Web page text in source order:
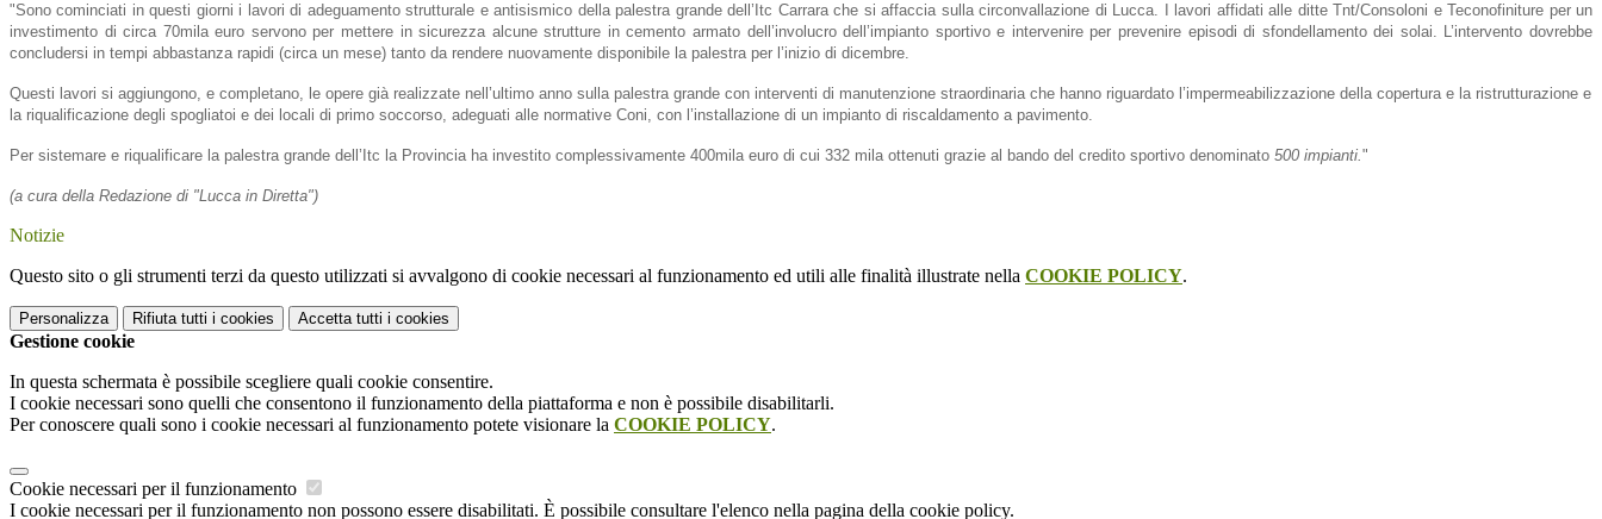
"Sono cominciati in questi giorni i lavori di adeguamento strutturale e antisismico della palestra grande dell’Itc Carrara che si affaccia sulla circonvallazione di Lucca. I lavori affidati alle ditte Tnt/Consoloni e Teconofiniture per un
investimento di circa 70mila euro servono per mettere in sicurezza alcune strutture in cemento armato dell’involucro dell’impianto sportivo e intervenire per prevenire episodi di sfondellamento dei solai. L’intervento dovrebbe
concludersi in tempi abbastanza rapidi (circa un mese) tanto da rendere nuovamente disponibile la palestra per l’inizio di dicembre.
Questi lavori si aggiungono, e completano, le opere già realizzate nell’ultimo anno sulla palestra grande con interventi di manutenzione straordinaria che hanno riguardato l’impermeabilizzazione della copertura e la ristrutturazione e
la riqualificazione degli spogliatoi e dei locali di primo soccorso, adeguati alle normative Coni, con l’installazione di un impianto di riscaldamento a pavimento.
Per sistemare e riqualificare la palestra grande dell’Itc la Provincia ha investito complessivamente 400mila euro di cui 332 mila ottenuti grazie al bando del credito sportivo denominato 500 impianti."
(a cura della Redazione di "Lucca in Diretta")
Notizie
Questo sito o gli strumenti terzi da questo utilizzati si avvalgono di cookie necessari al funzionamento ed utili alle finalità illustrate nella COOKIE POLICY.
Personalizza Rifiuta tutti i cookies Accetta tutti i cookies
Gestione cookie
In questa schermata è possibile scegliere quali cookie consentire.
I cookie necessari sono quelli che consentono il funzionamento della piattaforma e non è possibile disabilitarli.
Per conoscere quali sono i cookie necessari al funzionamento potete visionare la COOKIE POLICY.
Cookie necessari per il funzionamento
I cookie necessari per il funzionamento non possono essere disabilitati. È possibile consultare l'elenco nella pagina della cookie policy.